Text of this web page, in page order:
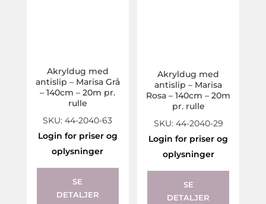
Akryldug med
antislip – Marisa Grå
– 140cm – 20m pr.
rulle
SKU: 44-2040-63
Login for priser og
oplysninger
SE
DETALJER
Akryldug med
antislip – Marisa
Rosa – 140cm – 20m
pr. rulle
SKU: 44-2040-29
Login for priser og
oplysninger
SE
DETALJER